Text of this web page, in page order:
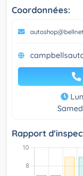
Coordonnées:
Rapport